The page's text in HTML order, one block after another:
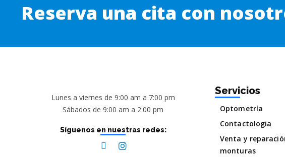
Reserva una cita con
Lunes a viernes de 9:00 am a 7:00 pm
Sábados de 9:00 am a 2:00 pm
Síguenos en nuestras redes:
Servicios
Optometría
Contactologia
Venta y
monturas